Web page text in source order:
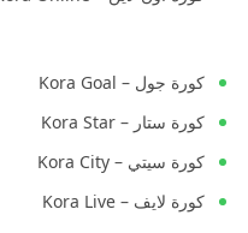
كورة جول – Kora Goal
كورة ستار – Kora Star
كورة سيتي – Kora City
كورة لايف – Kora Live